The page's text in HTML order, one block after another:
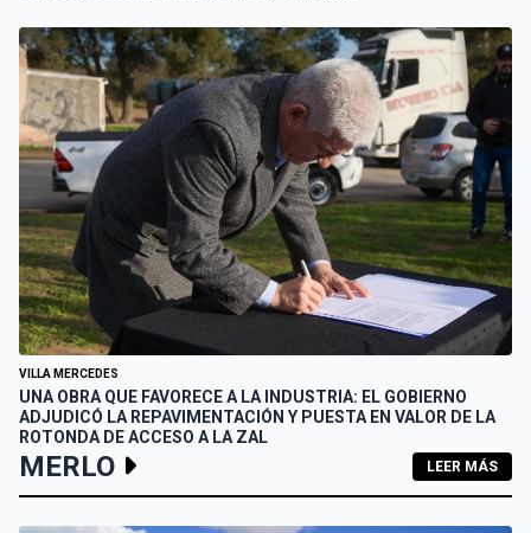
VILLA MERCEDES
UNA OBRA QUE FAVORECE A LA INDUSTRIA: EL GOBIERNO
ADJUDICÓ LA REPAVIMENTACIÓN Y PUESTA EN VALOR DE LA
ROTONDA DE ACCESO A LA ZAL
MERLO LEER MÁS